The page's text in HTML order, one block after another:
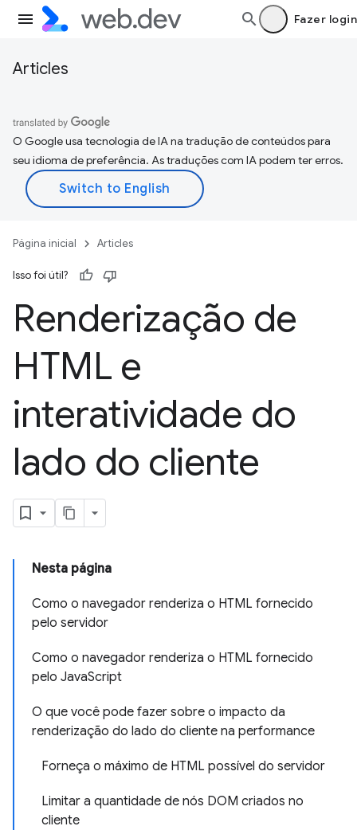
Fazer login
Articles
O Google usa tecnologia de IA na tradução de conteúdos para
seu idioma de preferência. As traduções com IA podem ter erros.
Página inicial Articles
Isso foi útil?
Renderização de
HTML e
interatividade do
lado do cliente
Nesta página
Como o navegador renderiza o HTML fornecido
pelo servidor
Como o navegador renderiza o HTML fornecido
pelo JavaScript
O que você pode fazer sobre o impacto da
renderização do lado do cliente na performance
Forneça o máximo de HTML possível do servidor
Limitar a quantidade de nós DOM criados no
cliente